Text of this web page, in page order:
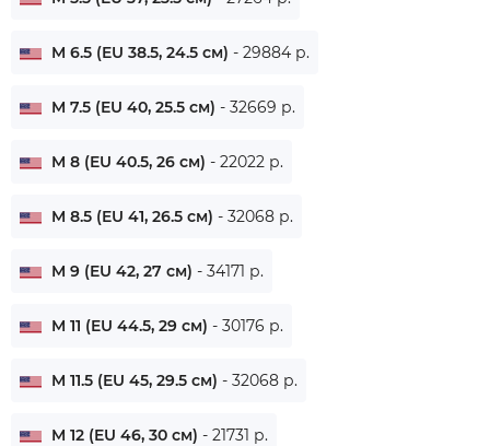
M 6.5 (EU 38.5, 24.5 см) - 29884 р.
M 7.5 (EU 40, 25.5 см) - 32669 р.
M 8 (EU 40.5, 26 см) - 22022 р.
M 8.5 (EU 41, 26.5 см) - 32068 р.
M 9 (EU 42, 27 см) - 34171 р.
M 11 (EU 44.5, 29 см) - 30176 р.
M 11.5 (EU 45, 29.5 см) - 32068 р.
M 12 (EU 46, 30 см) - 21731 р.